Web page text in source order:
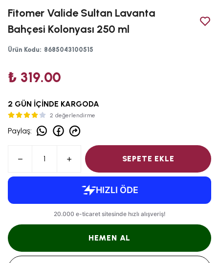
Fitomer Valide Sultan Lavanta
Bahçesi Kolonyası 250 ml
Ürün Kodu: 8685043100515
₺ 319.00
2 GÜN İÇİNDE KARGODA
2 değerlendirme
Paylaş:
SEPETE EKLE
HEMEN AL